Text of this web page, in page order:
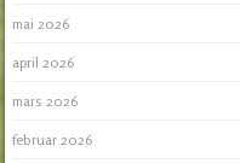
mai 2026
april 2026
mars 2026
februar 2026